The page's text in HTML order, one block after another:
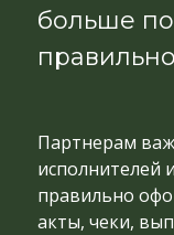
Партнерам
исполнителей
правильно
акты, чеки,
больше